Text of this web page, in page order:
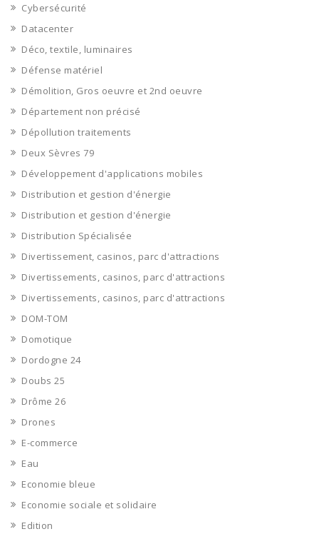
Cybersécurité
Datacenter
Déco, textile, luminaires
Défense matériel
Démolition, Gros oeuvre et 2nd oeuvre
Département non précisé
Dépollution traitements
Deux Sèvres 79
Développement d'applications mobiles
Distribution et gestion d'énergie
Distribution et gestion d'énergie
Distribution Spécialisée
Divertissement, casinos, parc d'attractions
Divertissements, casinos, parc d'attractions
Divertissements, casinos, parc d'attractions
DOM-TOM
Domotique
Dordogne 24
Doubs 25
Drôme 26
Drones
E-commerce
Eau
Economie bleue
Economie sociale et solidaire
Edition